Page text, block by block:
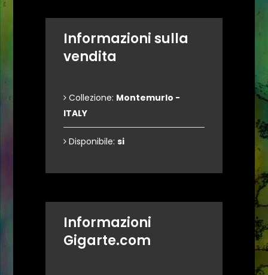
Informazioni sulla
vendita
Collezione: Montemurlo -
ITALY
Disponibile: si
Informazioni
Gigarte.com